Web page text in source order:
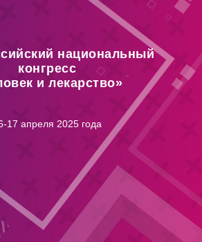
национальный
конгресс
и лекарство»
17 апреля 2025 года